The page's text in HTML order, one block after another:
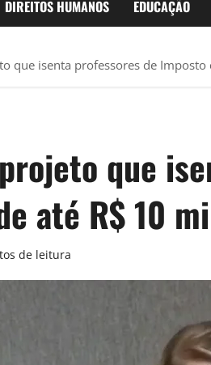
DIREITOS HUMANOS EDUCAÇÃO
que isenta professores de Imposto
que
até R$ 10
de leitura